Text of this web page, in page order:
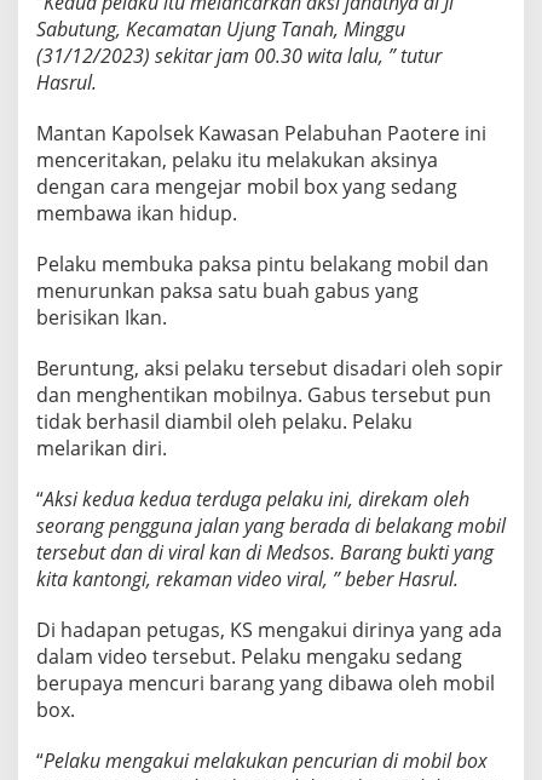
Sabutung, Kecamatan Ujung Tanah, Minggu
(31/12/2023) sekitar jam 00.30 wita lalu, ” tutur
Hasrul.
Mantan Kapolsek Kawasan Pelabuhan Paotere ini
menceritakan, pelaku itu melakukan aksinya
dengan cara mengejar mobil box yang sedang
membawa ikan hidup.
Pelaku membuka paksa pintu belakang mobil dan
menurunkan paksa satu buah gabus yang
berisikan Ikan.
Beruntung, aksi pelaku tersebut disadari oleh sopir
dan menghentikan mobilnya. Gabus tersebut pun
tidak berhasil diambil oleh pelaku. Pelaku
melarikan diri.
“Aksi kedua kedua terduga pelaku ini, direkam oleh
seorang pengguna jalan yang berada di belakang mobil
tersebut dan di viral kan di Medsos. Barang bukti yang
kita kantongi, rekaman video viral, ” beber Hasrul.
Di hadapan petugas, KS mengakui dirinya yang ada
dalam video tersebut. Pelaku mengaku sedang
berupaya mencuri barang yang dibawa oleh mobil
box.
“Pelaku mengakui melakukan pencurian di mobil box